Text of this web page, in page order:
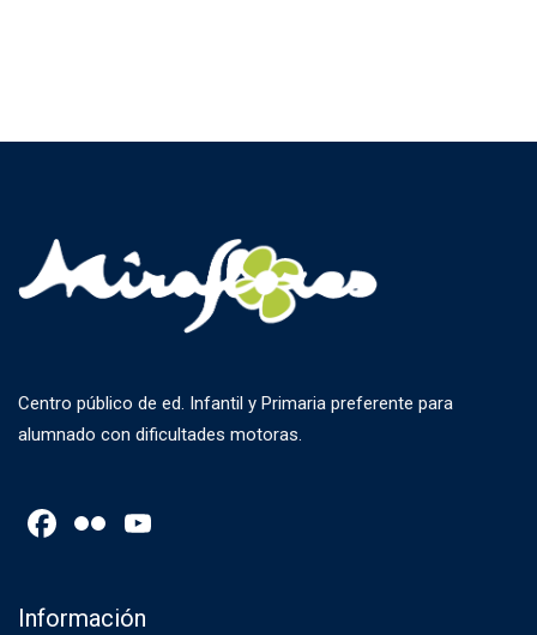
Centro público de ed. Infantil y Primaria preferente para
alumnado con dificultades motoras.
Facebook
Flickr
Información